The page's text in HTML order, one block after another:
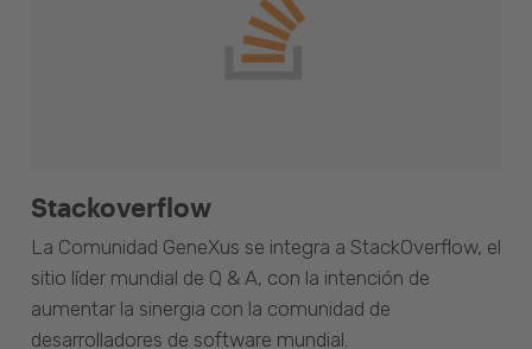
Stackoverflow
La Comunidad GeneXus se integra a StackOverflow, el
sitio líder mundial de Q & A, con la intención de
aumentar la sinergia con la comunidad de
desarrolladores de software mundial.